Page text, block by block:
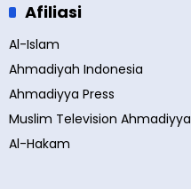
Afiliasi
Al-Islam
Ahmadiyah Indonesia
Ahmadiyya Press
Muslim Television Ahmadiyya
Al-Hakam